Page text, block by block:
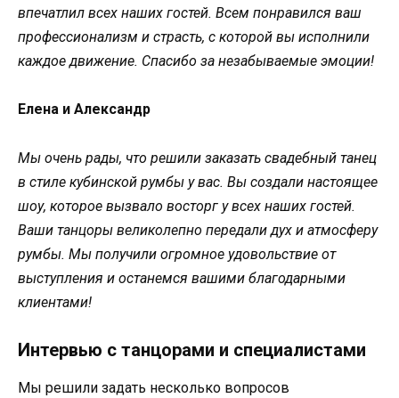
впечатлил всех наших гостей. Всем понравился ваш
профессионализм и страсть, с которой вы исполнили
каждое движение. Спасибо за незабываемые эмоции!
Елена и Александр
Мы очень рады, что решили заказать свадебный танец
в стиле кубинской румбы у вас. Вы создали настоящее
шоу, которое вызвало восторг у всех наших гостей.
Ваши танцоры великолепно передали дух и атмосферу
румбы. Мы получили огромное удовольствие от
выступления и останемся вашими благодарными
клиентами!
Интервью с танцорами и специалистами
Мы решили задать несколько вопросов